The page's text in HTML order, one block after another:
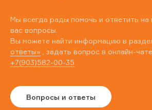
Мы всегда рады помочь и ответить
вас вопросы.
Вы можете найти информацию в
ответы» , задать вопрос в онлайн-
+7(903)582-00-35
Вопросы и ответы